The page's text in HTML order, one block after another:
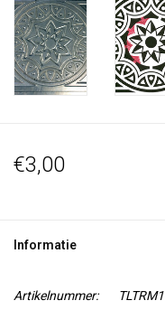
€3,00
Informatie
Artikelnummer:
TLTRM1